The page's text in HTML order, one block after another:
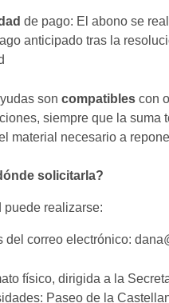
de pago: El abono se
anticipado tras la
son compatibles con
siempre que la suma
material necesario a
solicitarla?
puede realizarse:
del correo electrónico:
físico, dirigida a la
Paseo de la